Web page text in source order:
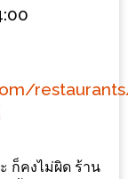
ก็คงไม่ผิด ร้าน